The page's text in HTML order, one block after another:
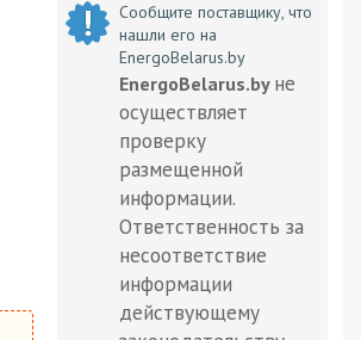
Сообщите поставщику, что
нашли его на
EnergoBelarus.by
EnergoBelarus.by не
осуществляет
проверку
размещенной
информации.
Ответственность за
несоответствие
информации
действующему